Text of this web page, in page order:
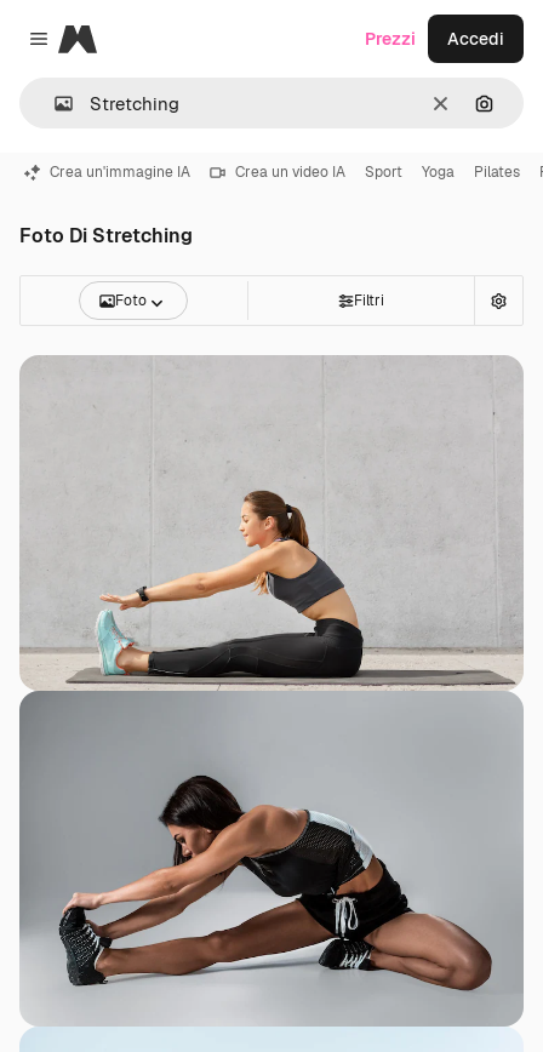
Close menu
Magnific
CancellaCerca
Prezzi Accedi
Crea un'immagine IA Crea un video IA Sport Yoga Pilates
Foto Di Stretching
Foto Filtri